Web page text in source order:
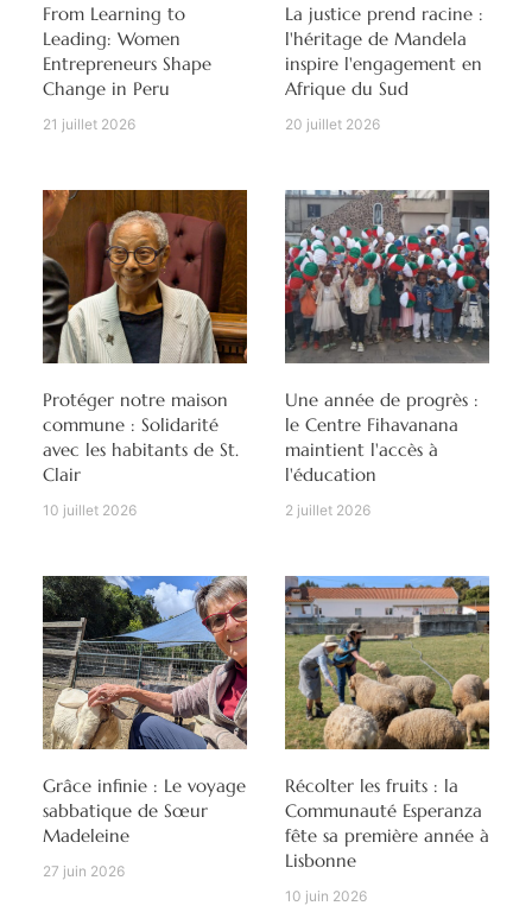
From Learning to
Leading: Women
Entrepreneurs Shape
Change in Peru
21 juillet 2026
La justice prend racine :
l'héritage de Mandela
inspire l'engagement en
Afrique du Sud
20 juillet 2026
Protéger notre maison
commune : Solidarité
avec les habitants de St.
Clair
10 juillet 2026
Une année de progrès :
le Centre Fihavanana
maintient l'accès à
l'éducation
2 juillet 2026
Grâce infinie : Le voyage
sabbatique de Sœur
Madeleine
27 juin 2026
Récolter les fruits : la
Communauté Esperanza
fête sa première année à
Lisbonne
10 juin 2026